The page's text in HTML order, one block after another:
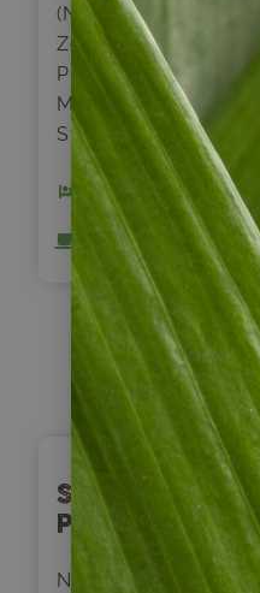
(Nationalmuseum der
Zentralmarkt mit
Plaza de Armas, den
Moneda“, die Kirche
Stadtteil Lastarria.
1 x Hotel Loreto
Inklusive Frühstück
Santiago –
Pedro de
Nach dem Frühstück